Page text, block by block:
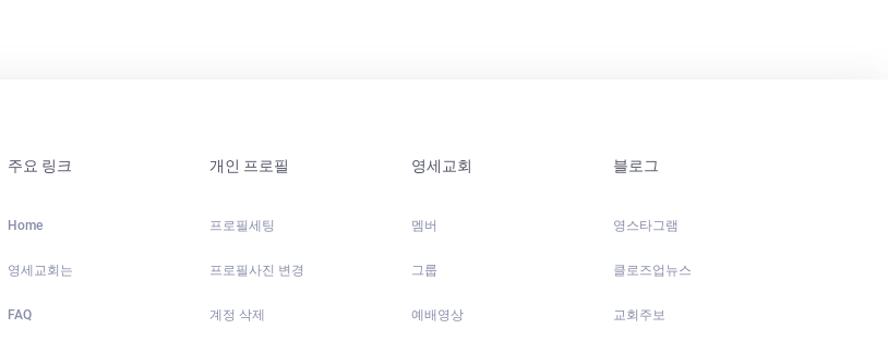
주요 링크
Home
영세교회는
FAQ
개인 프로필
프로필세팅
프로필사진 변경
계정 삭제
영세교회
멤버
그룹
예배영상
블로그
영스타그램
클로즈업뉴스
교회주보